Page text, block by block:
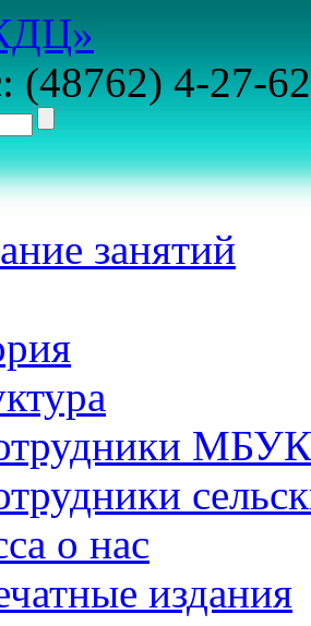
(48762) 4-27-62
занятий
о нас
издания